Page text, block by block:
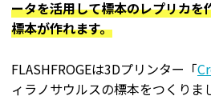
ータを活用して標本のレプリカを
標本が作れます。
FLASHFROGEは3Dプリンター「
ィラノサウルスの標本をつくりま